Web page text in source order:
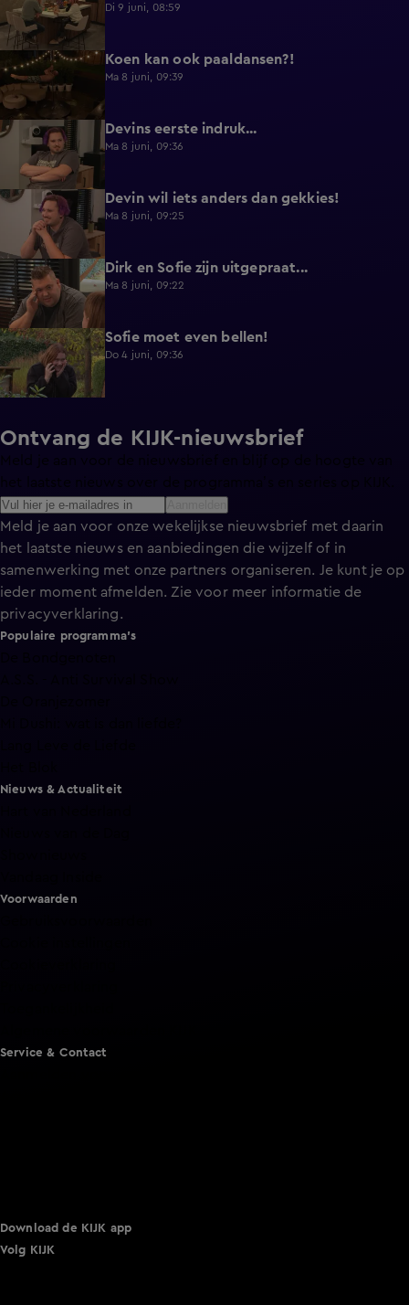
Di 9 juni, 08:59
0:38 Koen kan ook paaldansen?!
Ma 8 juni, 09:39
0:30 Devins eerste indruk...
Ma 8 juni, 09:36
0:25 Devin wil iets anders dan gekkies!
Ma 8 juni, 09:25
0:26 Dirk en Sofie zijn uitgepraat...
Ma 8 juni, 09:22
1:13 Sofie moet even bellen!
Do 4 juni, 09:36
Ontvang de KIJK-nieuwsbrief
Meld je aan voor onze wekelijkse nieuwsbrief met daarin
het laatste nieuws en aanbiedingen die wijzelf of in
samenwerking met onze partners organiseren. Je kunt je op
ieder moment afmelden. Zie voor meer informatie de
privacyverklaring.
Populaire programma's
Nieuws & Actualiteit
Voorwaarden
Service & Contact
Download de KIJK app
Volg KIJK